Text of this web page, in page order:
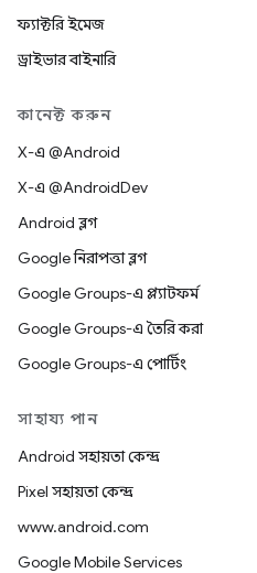
ফ্যাক্টরি ইমেজ
ড্রাইভার বাইনারি
কানেক্ট করুন
X-এ @Android
X-এ @AndroidDev
Android ব্লগ
Google নিরাপত্তা ব্লগ
Google Groups-এ প্ল্যাটফর্ম
Google Groups-এ তৈরি করা
Google Groups-এ পোর্টিং
সাহায্য পান
Android সহায়তা কেন্দ্র
Pixel সহায়তা কেন্দ্র
www.android.com
Google Mobile Services